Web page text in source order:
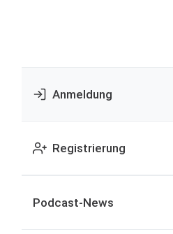
Anmeldung
Registrierung
Podcast-News